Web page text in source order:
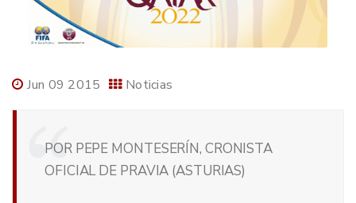
Jun 09 2015 Noticias
POR PEPE MONTESERÍN, CRONISTA
OFICIAL DE PRAVIA (ASTURIAS)